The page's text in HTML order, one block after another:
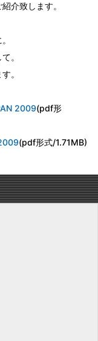
介致します。
。
。
2009(pdf形
(pdf形式/1.71MB)